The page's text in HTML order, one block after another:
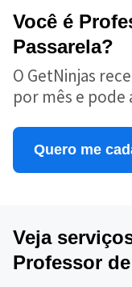
Você é
Passarela?
O GetNinjas
por mês e pode
Quero me
Veja
Professor